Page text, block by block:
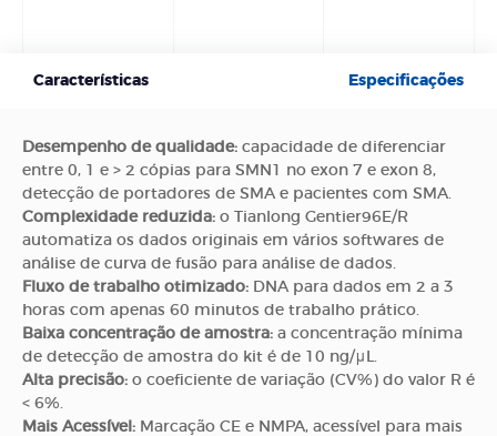
Características Especificações
Desempenho de qualidade: capacidade de diferenciar
entre 0, 1 e > 2 cópias para SMN1 no exon 7 e exon 8,
detecção de portadores de SMA e pacientes com SMA.
Complexidade reduzida: o Tianlong Gentier96E/R
automatiza os dados originais em vários softwares de
análise de curva de fusão para análise de dados.
Fluxo de trabalho otimizado: DNA para dados em 2 a 3
horas com apenas 60 minutos de trabalho prático.
Baixa concentração de amostra: a concentração mínima
de detecção de amostra do kit é de 10 ng/μL.
Alta precisão: o coeficiente de variação (CV%) do valor R é
< 6%.
Mais Acessível: Marcação CE e NMPA, acessível para mais